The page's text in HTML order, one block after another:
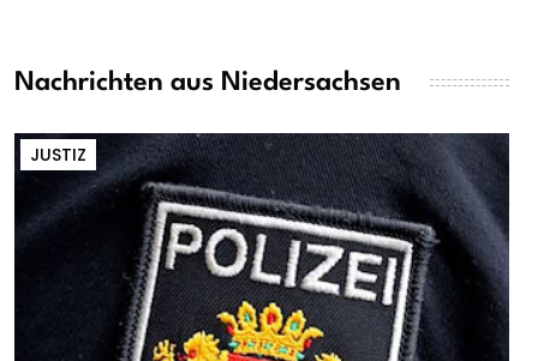
Nachrichten aus Niedersachsen
JUSTIZ